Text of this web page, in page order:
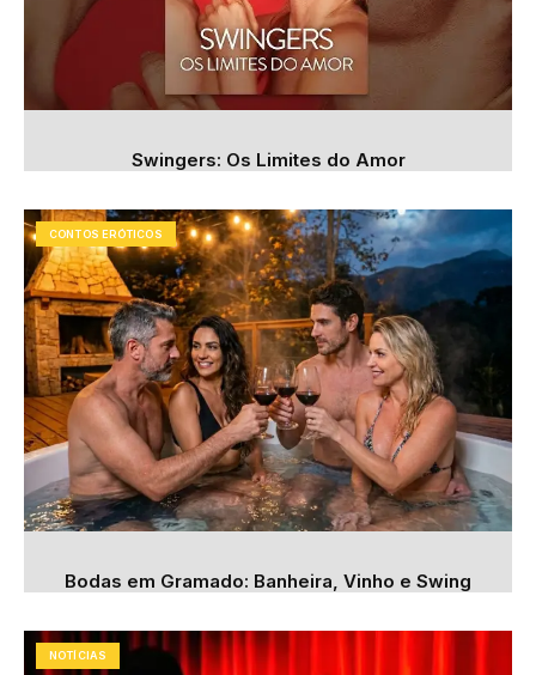
Swingers: Os Limites do Amor
CONTOS ERÓTICOS
Bodas em Gramado: Banheira, Vinho e Swing
NOTÍCIAS